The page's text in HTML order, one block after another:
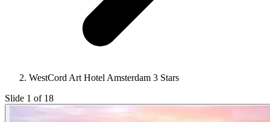
WestCord Art Hotel Amsterdam 3 Stars
Slide 1 of 18